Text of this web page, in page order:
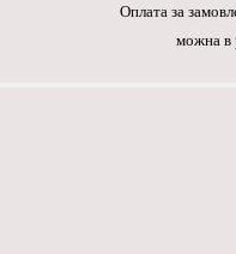
Оплата за
можна в